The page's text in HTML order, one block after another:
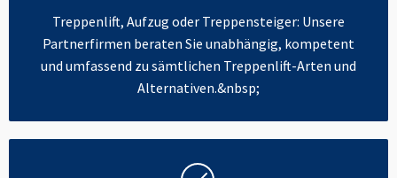
Treppenlift, Aufzug oder Treppensteiger: Unsere
Partnerfirmen beraten Sie unabhängig, kompetent
und umfassend zu sämtlichen Treppenlift-Arten und
Alternativen.&nbsp;